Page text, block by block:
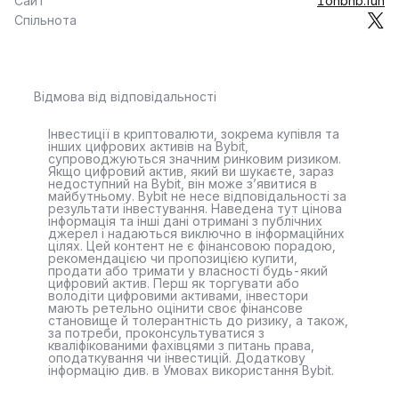
Спільнота
Відмова від відповідальності
Інвестиції в криптовалюти, зокрема купівля та
інших цифрових активів на Bybit,
супроводжуються значним ринковим ризиком.
Якщо цифровий актив, який ви шукаєте, зараз
недоступний на Bybit, він може з’явитися в
майбутньому. Bybit не несе відповідальності за
результати інвестування. Наведена тут цінова
інформація та інші дані отримані з публічних
джерел і надаються виключно в інформаційних
цілях. Цей контент не є фінансовою порадою,
рекомендацією чи пропозицією купити,
продати або тримати у власності будь-який
цифровий актив. Перш як торгувати або
володіти цифровими активами, інвестори
мають ретельно оцінити своє фінансове
становище й толерантність до ризику, а також,
за потреби, проконсультуватися з
кваліфікованими фахівцями з питань права,
оподаткування чи інвестицій. Додаткову
інформацію див. в Умовах використання Bybit.